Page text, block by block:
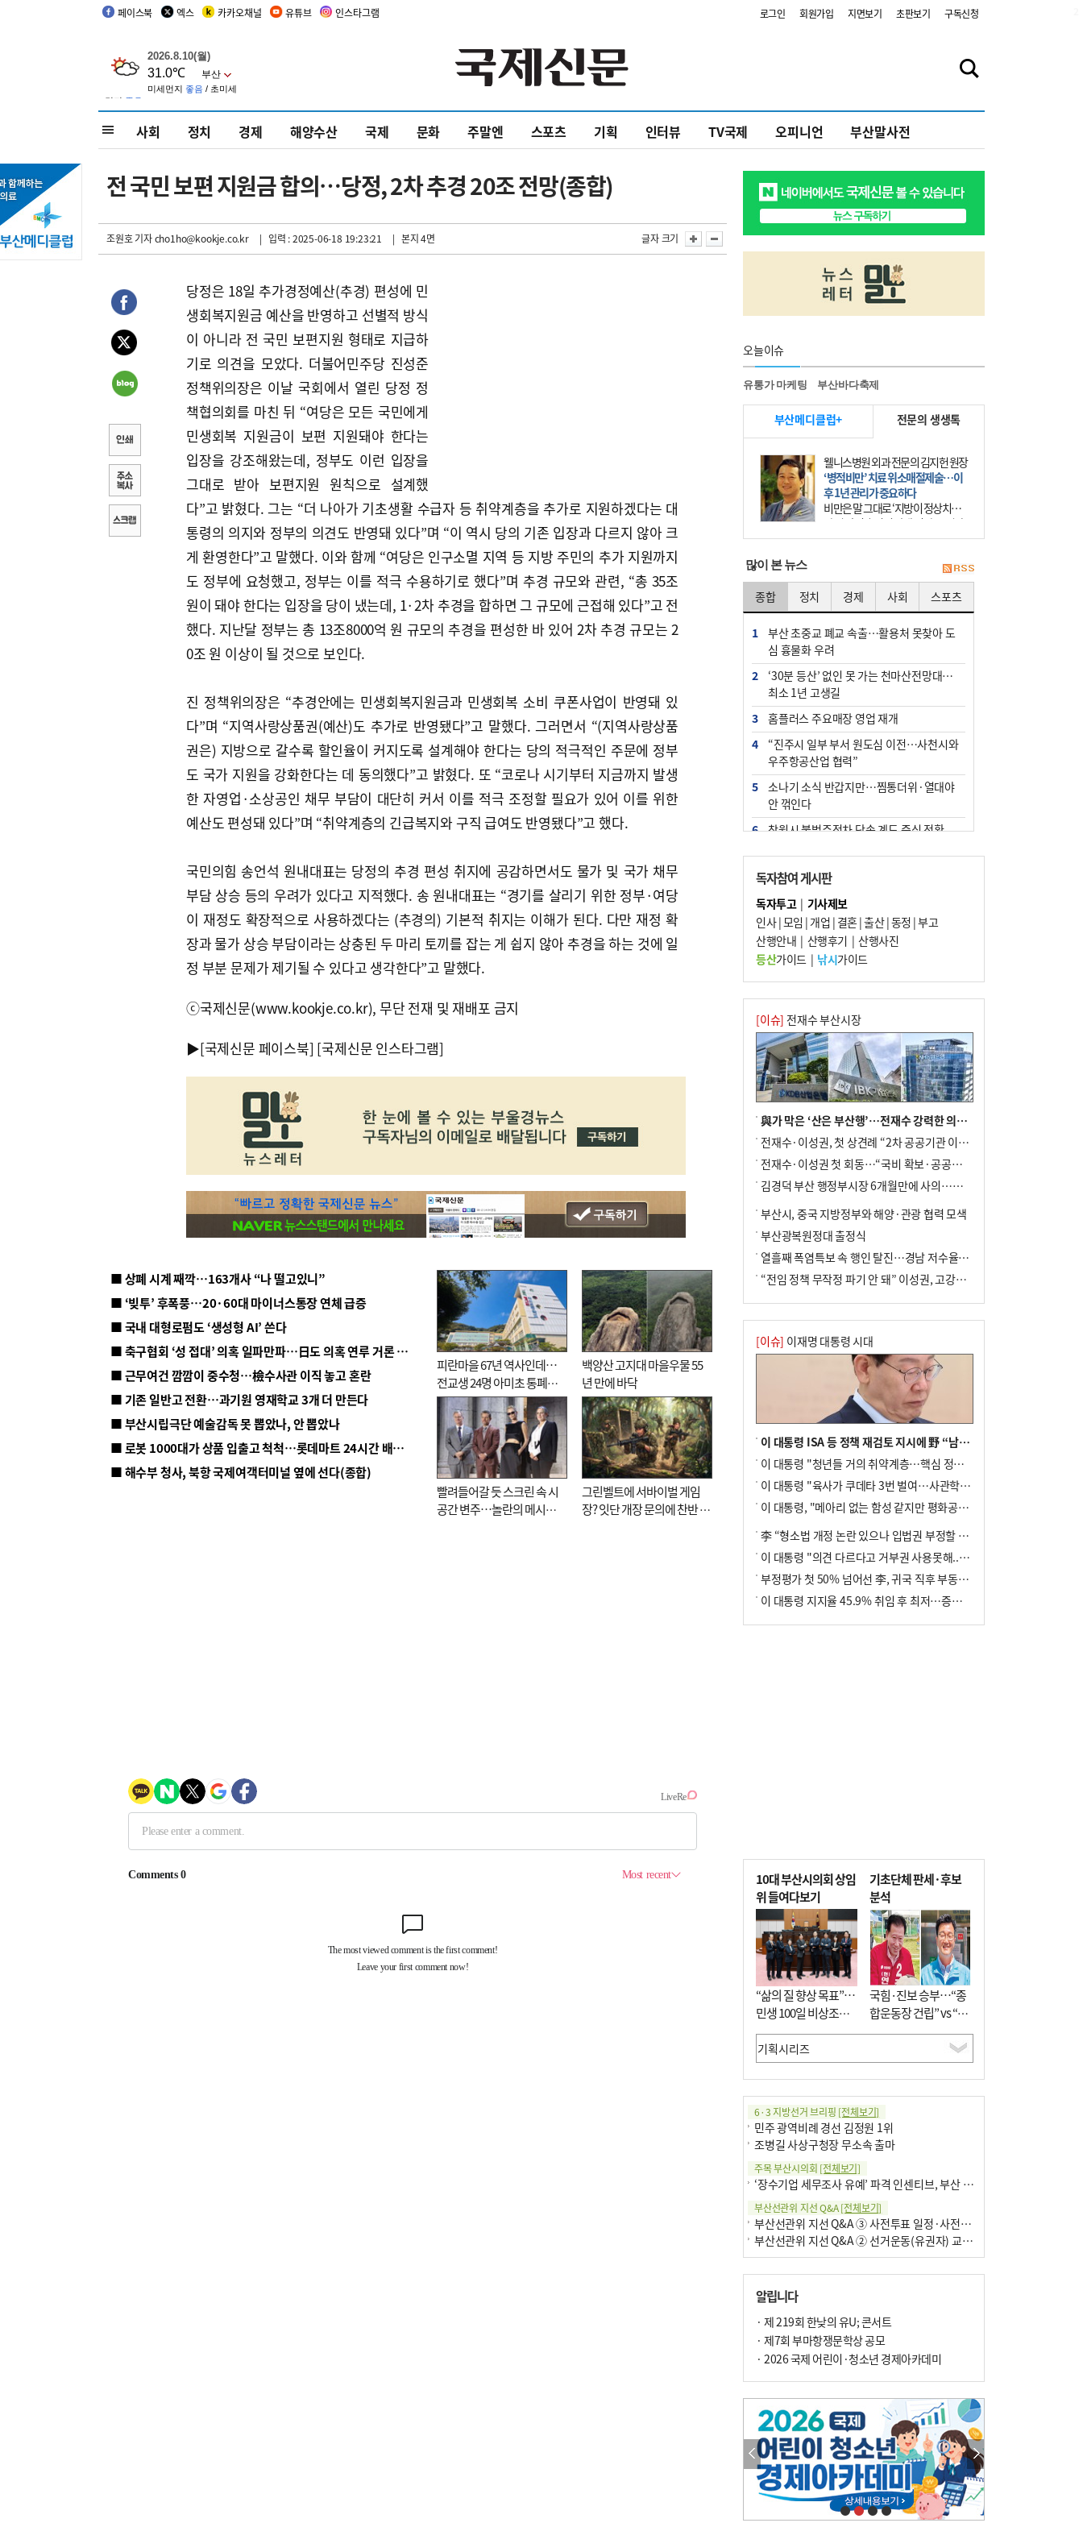
페이스북 엑스 카카오채널 유튜브 인스타그램 로그인 회원가입 지면보기 초판보기 구독신청
사회 정치 경제 해양수산 국제 문화 주말엔 스포츠 기획 인터뷰 TV국제 오피니언 부산말사전
전 국민 보편 지원금 합의…당정, 2차 추경 20조 전망(종합)
조원호 기자cho1ho@kookje.co.kr | 입력 : 2025-06-18 19:23:21 | 본지 4면 글자 크기
당정은 18일 추가경정예산(추경) 편성에 민
생회복지원금 예산을 반영하고 선별적 방식
이 아니라 전 국민 보편지원 형태로 지급하
기로 의견을 모았다. 더불어민주당 진성준
정책위의장은 이날 국회에서 열린 당정 정
책협의회를 마친 뒤 “여당은 모든 국민에게
민생회복 지원금이 보편 지원돼야 한다는
입장을 강조해왔는데, 정부도 이런 입장을
그대로 받아 보편지원 원칙으로 설계했
다”고 밝혔다. 그는 “더 나아가 기초생활 수급자 등 취약계층을 추가로 지원하겠다는 대
통령의 의지와 정부의 의견도 반영돼 있다”며 “이 역시 당의 기존 입장과 다르지 않아 크
게 환영한다”고 말했다. 이와 함께 “여당은 인구소멸 지역 등 지방 주민의 추가 지원까지
도 정부에 요청했고, 정부는 이를 적극 수용하기로 했다”며 추경 규모와 관련, “총 35조
원이 돼야 한다는 입장을 당이 냈는데, 1·2차 추경을 합하면 그 규모에 근접해 있다”고 전
했다. 지난달 정부는 총 13조8000억 원 규모의 추경을 편성한 바 있어 2차 추경 규모는 2
0조 원 이상이 될 것으로 보인다.
진 정책위의장은 “추경안에는 민생회복지원금과 민생회복 소비 쿠폰사업이 반영돼 있
다”며 “지역사랑상품권(예산)도 추가로 반영됐다”고 말했다. 그러면서 “(지역사랑상품
권은) 지방으로 갈수록 할인율이 커지도록 설계해야 한다는 당의 적극적인 주문에 정부
도 국가 지원을 강화한다는 데 동의했다”고 밝혔다. 또 “코로나 시기부터 지금까지 발생
한 자영업·소상공인 채무 부담이 대단히 커서 이를 적극 조정할 필요가 있어 이를 위한
예산도 편성돼 있다”며 “취약계층의 긴급복지와 구직 급여도 반영됐다”고 했다.
국민의힘 송언석 원내대표는 당정의 추경 편성 취지에 공감하면서도 물가 및 국가 채무
부담 상승 등의 우려가 있다고 지적했다. 송 원내대표는 “경기를 살리기 위한 정부·여당
이 재정도 확장적으로 사용하겠다는 (추경의) 기본적 취지는 이해가 된다. 다만 재정 확
장과 물가 상승 부담이라는 상충된 두 마리 토끼를 잡는 게 쉽지 않아 추경을 하는 것에 일
정 부분 문제가 제기될 수 있다고 생각한다”고 말했다.
ⓒ국제신문(www.kookje.co.kr), 무단 전재 및 재배포 금지
▶[국제신문 페이스북] [국제신문 인스타그램]
■ 상폐 시계 째깍…163개사 “나 떨고있니”
■ ‘빚투’ 후폭풍…20·60대 마이너스통장 연체 급증
■ 국내 대형로펌도 ‘생성형 AI’ 쓴다
■ 축구협회 ‘성 접대’ 의혹 일파만파…日도 의혹 연루 거론 심판 2명 조사
■ 근무여건 깜깜이 중수청…檢수사관 이직 놓고 혼란
■ 기존 일반고 전환…과기원 영재학교 3개 더 만든다
■ 부산시립극단 예술감독 못 뽑았나, 안 뽑았나
■ 로봇 1000대가 상품 입출고 척척…롯데마트 24시간 배송 자동화
■ 해수부 청사, 북항 국제여객터미널 옆에 선다(종합)
피란마을 67년 역사인데…
전교생 24명 아미초 통폐합
기로
백양산 고지대 마을우물 55
년 만에 바닥
빨려들어갈 듯 스크린 속 시
공간 변주…놀란의 메시지
그린벨트에 서바이벌 게임
장? 잇단 개장 문의에 찬반 논
오늘이슈
유통가 마케팅 부산바다축제
부산메디클럽+ 전문의 생생톡
웰니스병원 외과 전문의 김지헌 원장
‘병적비만’ 치료 위소매절제술…이
후 1년 관리가 중요하다
비만은 말 그대로 ‘지방이 정상치보
다 더 많이 축적된 상태’이다. 그러나
비만은 더는 외모의 문제에 끝나지 않
많이 본 뉴스
종합 정치 경제 사회 스포츠
1
부산 초중교 폐교 속출…활용처 못찾아 도
심 흉물화 우려
2
‘30분 등산’ 없인 못 가는 천마산전망대…
최소 1년 고생길
3
홈플러스 주요매장 영업 재개
4
“진주시 일부 부서 원도심 이전…사천시와
우주항공산업 협력”
5
소나기 소식 반갑지만…찜통더위·열대야
안 꺾인다
6
창원시 불법주정차 단속 계도 중심 전환
7
엘시티 ‘사무장병원’ 일당 기소…명의 빌려
준 의사는 구속
8
인신매매 탈출하다 다친 외국인, 치료비 폭
탄까지 맞을뻔
9
신고 없이 홍보·모집…민간임대조합 피해
주의보
10 [와이라노]‘공공기관 지방이전’ 효과 있었
나 살펴보니
독자참여 게시판
독자투고| 기사제보
인사|모임 | 개업 | 결혼|출산|동정 |부고
산행안내 | 산행후기 | 산행사진
등산가이드| 낚시가이드
[이슈] 전재수 부산시장
與가 막은 ‘산은 부산행’…전재수 강력한 의지 표명 없인 공염불
전재수·이성권, 첫 상견례 “2차 공공기관 이전 초당 협력”(종합)
전재수·이성권 첫 회동…“국비 확보·공공기관 이전 협력”
김경덕 부산 행정부시장 6개월만에 사의…후임 인선 촉각
부산시, 중국 지방정부와 해양·관광 협력 모색
부산광복원정대 출정식
열흘째 폭염특보 속 행인 탈진…경남 저수율 평년의 절반
“전임 정책 무작정 파기 안 돼” 이성권, 고강도 ‘전재수 견제’ 예고
[이슈] 이재명 대통령 시대
이 대통령 ISA 등 정책 재검토 지시에 野 “남 탓 쇼, 졸속 국정”
이 대통령 "청년들 거의 취약계층…핵심 정책 재편""
이 대통령 "육사가 쿠데타 3번 벌여…사관학교 통합 신속히 추진"
이 대통령, "메아리 없는 함성 같지만 평화공존책 계속해야"
李 “형소법 개정 논란 있으나 입법권 부정할 만큼은 아냐”(종합)
이 대통령 "의견 다르다고 거부권 사용못해.. 입법권 부정할 상황이라 보기 어려워"
부정평가 첫 50% 넘어선 李, 귀국 직후 부동산·증시 점검(종합)
이 대통령 지지율 45.9% 취임 후 최저…증시 폭락·연임 개헌 논란 영향
10대 부산시의회 상임
위 들여다보기
“삶의 질 향상 목표”…
민생 100일 비상조치
면밀 심사
기초단체 판세·후보
분석
국힘·진보 승부…“종
합운동장 건립” vs “출
근 공공버스 도입”
6·3 지방선거 브리핑 [전체보기]
민주 광역비례 경선 김정원 1위
조병길 사상구청장 무소속 출마
주목 부산시의회 [전체보기]
‘장수기업 세무조사 유예’ 파격 인센티브, 부산 유출 막을까
부산선관위 지선 Q&A[전체보기]
부산선관위 지선 Q&A ③ 사전투표 일정·사전투표함 보관
부산선관위 지선 Q&A ② 선거운동(유권자) 교육감투표용지
알립니다
· 제 219회 한낮의 유U; 콘서트
· 제7회 부마항쟁문학상 공모
· 2026 국제 어린이·청소년 경제아카데미